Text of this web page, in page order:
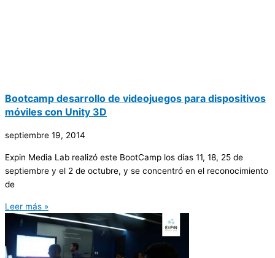
Bootcamp desarrollo de videojuegos para dispositivos
móviles con Unity 3D
septiembre 19, 2014
Expin Media Lab realizó este BootCamp los días 11, 18, 25 de
septiembre y el 2 de octubre, y se concentró en el reconocimiento
de
Leer más »